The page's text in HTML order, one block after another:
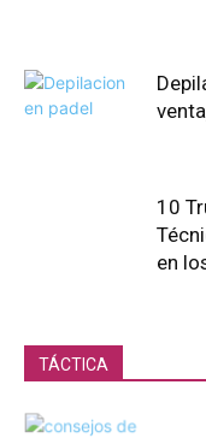
10
en
TÁCTICA